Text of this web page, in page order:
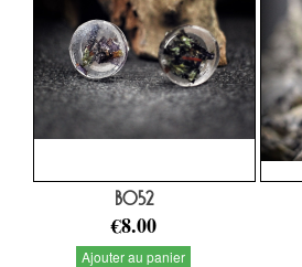
BO52
€8.00
Ajouter au panier